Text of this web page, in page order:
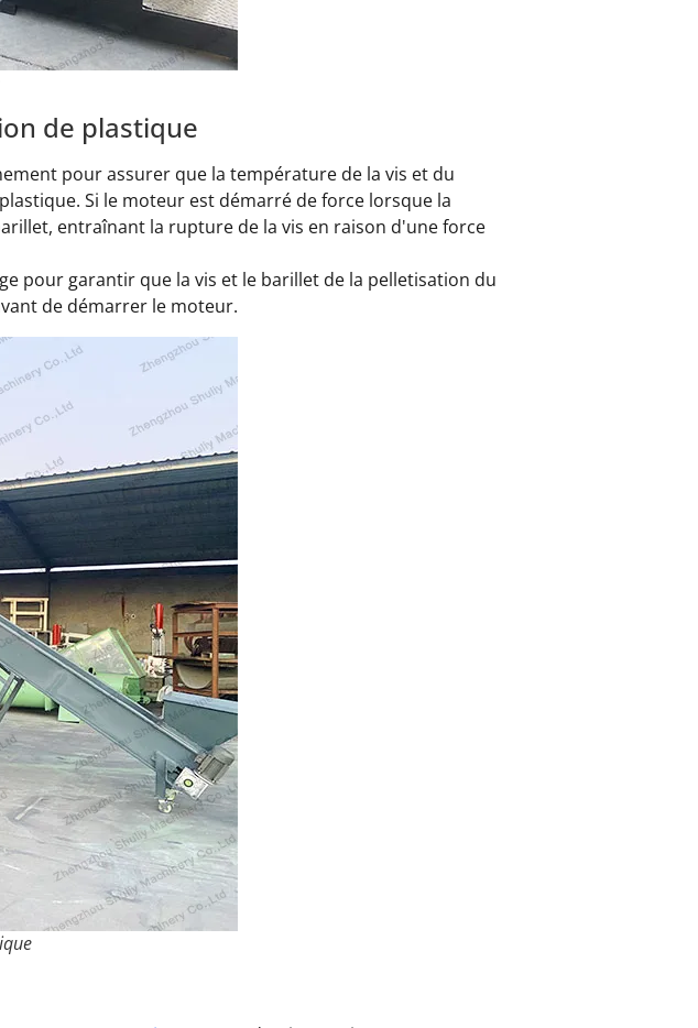
de plastique
pour assurer que la température de la vis et du
Si le moteur est démarré de force lorsque la
entraînant la rupture de la vis en raison d'une force
pour garantir que la vis et le barillet de la pelletisation du
de démarrer le moteur.